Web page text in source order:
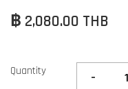
฿ 2,080.00 THB
Quantity -